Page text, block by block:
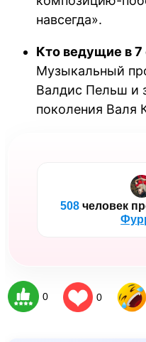
навсегда».
Кто ведущие в 7
Музыкальный
Валдис Пельш и
поколения Валя
508человек
0 0